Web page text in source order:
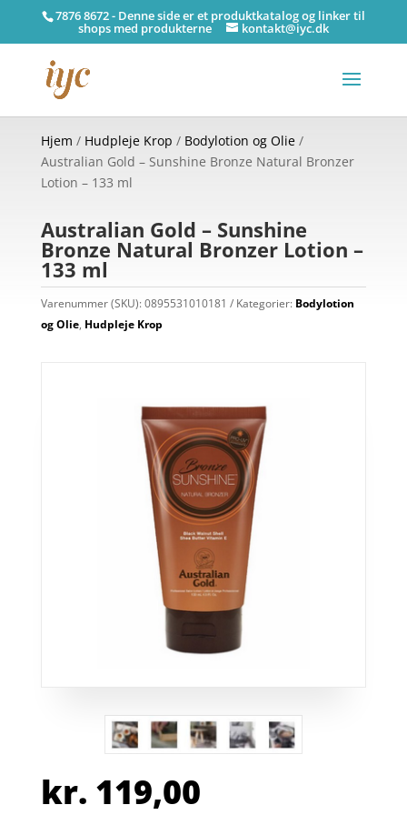
7876 8672 - Denne side er et produktkatalog og linker til
shops med produkterne kontakt@iyc.dk
Hjem / Hudpleje Krop / Bodylotion og Olie/
Australian Gold – Sunshine Bronze Natural Bronzer
Lotion – 133 ml
Australian Gold – Sunshine
Bronze Natural Bronzer Lotion –
133 ml
Varenummer (SKU):0895531010181 Kategorier: Bodylotion
og Olie, Hudpleje Krop
kr. 119,00